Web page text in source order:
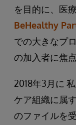
を目的に、医
BeHealthy
での大きなプ
の加入者に焦
2018年3月に
ケア組織に属
のファイルを